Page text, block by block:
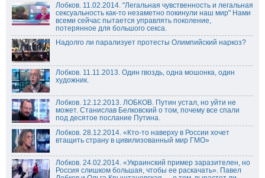
Лобков. 11.02.2014. "Легальная чувственность и легальная
сексуальность как-то незаметно покинули наш мир" Нами
всеми сейчас пытается управлять поколение,
потерянное для большого секса.
Надолго ли парализует протесты Олимпийский наркоз?
Лобков. 11.11.2013. Один гвоздь, одна мошонка, один
художник.
Лобков. 12.12.2013. ЛОБКОВ. Путин устал, но уйти не
может. Станислав Белковский о том, почему все спали
под десятое послание Путина.
Лобков. 28.12.2014. «Кто-то наверху в России хочет
втащить страну в цивилизованный мир ГМО»
Лобков. 24.02.2014. «Украинский пример заразителен, но
Россия слишком большая, чтобы ее раскачать». Павел